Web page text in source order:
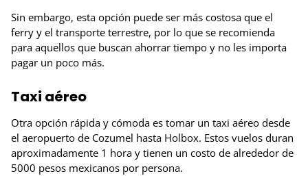
Sin embargo, esta opción puede ser más costosa que el
ferry y el transporte terrestre, por lo que se recomienda
para aquellos que buscan ahorrar tiempo y no les importa
pagar un poco más.
Taxi aéreo
Otra opción rápida y cómoda es tomar un taxi aéreo desde
el aeropuerto de Cozumel hasta Holbox. Estos vuelos duran
aproximadamente 1 hora y tienen un costo de alrededor de
5000 pesos mexicanos por persona.